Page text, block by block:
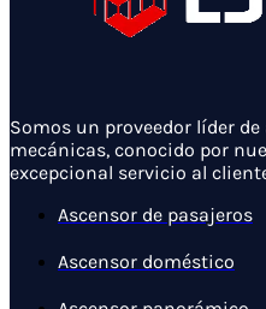
Somos un proveedor líder de
mecánicas, conocido por
excepcional servicio al
Ascensor de pasajeros
Ascensor doméstico